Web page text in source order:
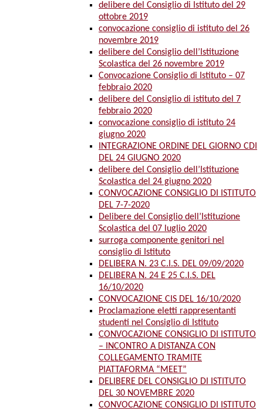
delibere del Consiglio di Istituto del 29
ottobre 2019
convocazione consiglio di istituto del 26
novembre 2019
delibere del Consiglio dell’Istituzione
Scolastica del 26 novembre 2019
Convocazione Consiglio di Istituto – 07
febbraio 2020
delibere del Consiglio di istituto del 7
febbraio 2020
convocazione consiglio di istituto 24
giugno 2020
INTEGRAZIONE ORDINE DEL GIORNO CDI
DEL 24 GIUGNO 2020
delibere del Consiglio dell’Istituzione
Scolastica del 24 giugno 2020
CONVOCAZIONE CONSIGLIO DI ISTITUTO
DEL 7-7-2020
Delibere del Consiglio dell’Istituzione
Scolastica del 07 luglio 2020
surroga componente genitori nel
consiglio di Istituto
DELIBERA N. 23 C.I.S. DEL 09/09/2020
DELIBERA N. 24 E 25 C.I.S. DEL
16/10/2020
CONVOCAZIONE CIS DEL 16/10/2020
Proclamazione eletti rappresentanti
studenti nel Consiglio di Istituto
CONVOCAZIONE CONSIGLIO DI ISTITUTO
– INCONTRO A DISTANZA CON
COLLEGAMENTO TRAMITE
PIATTAFORMA “MEET”
DELIBERE DEL CONSIGLIO DI ISTITUTO
DEL 30 NOVEMBRE 2020
CONVOCAZIONE CONSIGLIO DI ISTITUTO